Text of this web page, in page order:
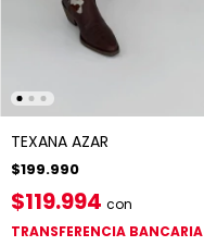
TEXANA AZAR
$199.990
$119.994 con
TRANSFERENCIA BANCARIA